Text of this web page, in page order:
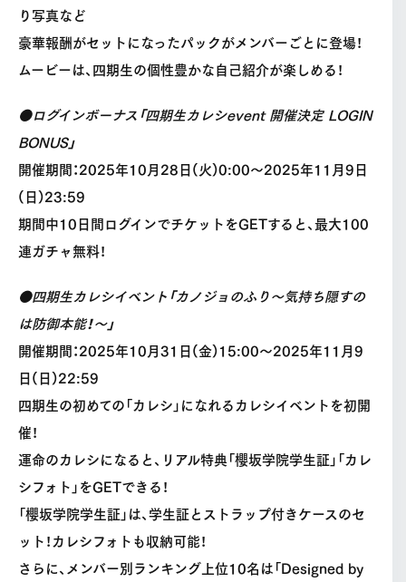
り写真など
豪華報酬がセットになったパックがメンバーごとに登場！
ムービーは、四期生の個性豊かな自己紹介が楽しめる！
●ログインボーナス「四期生カレシevent 開催決定 LOGIN
BONUS」
開催期間：2025年10月28日(火)0:00〜2025年11月9日
(日)23:59
期間中10日間ログインでチケットをGETすると、最大100
連ガチャ無料！
●四期生カレシイベント「カノジョのふり～気持ち隠すの
は防御本能！～」
開催期間：2025年10月31日(金)15:00〜2025年11月9
日(日)22:59
四期生の初めての「カレシ」になれるカレシイベントを初開
催！
運命のカレシになると、リアル特典「櫻坂学院学生証」「カレ
シフォト」をGETできる！
「櫻坂学院学生証」は、学生証とストラップ付きケースのセ
ット！カレシフォトも収納可能！
さらに、メンバー別ランキング上位10名は「Designed by